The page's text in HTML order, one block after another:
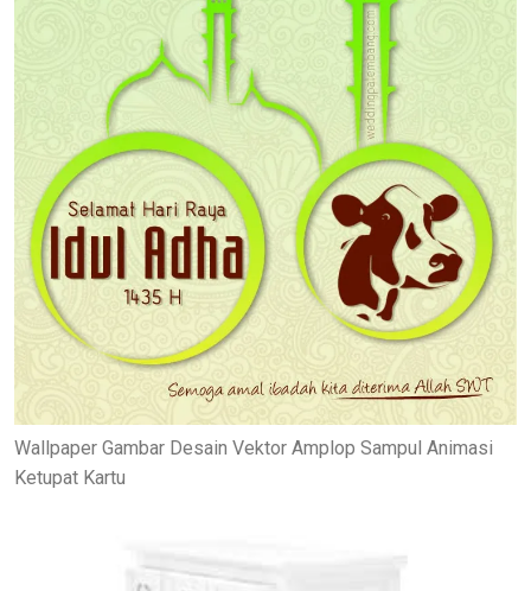
Wallpaper Gambar Desain Vektor Amplop Sampul Animasi
Ketupat Kartu